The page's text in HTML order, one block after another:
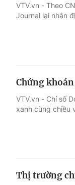
VTV.vn - Theo
Journal lại nhận
Chứng
VTV.vn - Chỉ số
xanh cùng chiều
Thị trường